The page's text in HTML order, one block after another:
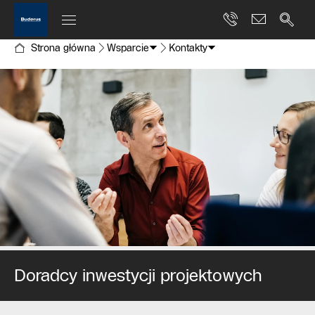
Strona główna Wsparcie Kontakty
Doradcy inwestycji projektowych